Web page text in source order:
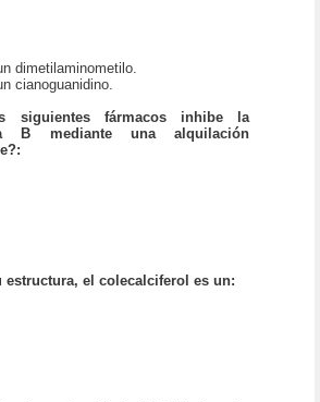
dimetilaminometilo.
cianoguanidino.
siguientes fármacos inhibe la
B mediante una alquilación
estructura, el colecalciferol es un: